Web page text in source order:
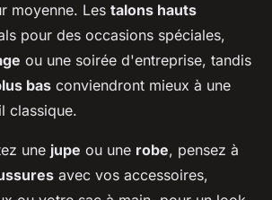
moyenne. Les talons hauts
pour des occasions spéciales,
ou une soirée d'entreprise, tandis
bas conviendront mieux à une
classique.
une jupe ou une robe, pensez à
avec vos accessoires,